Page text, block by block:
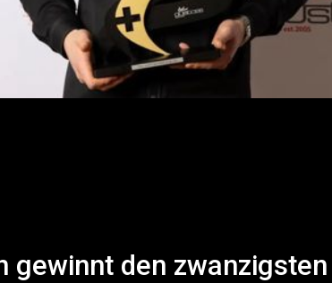
gewinnt den